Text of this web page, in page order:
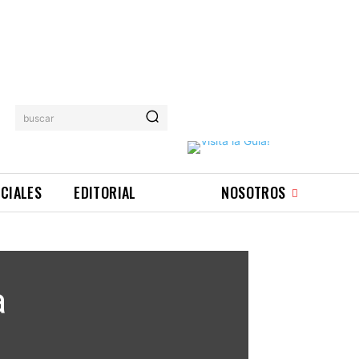
buscar
EDITORIAL NOSOTROS